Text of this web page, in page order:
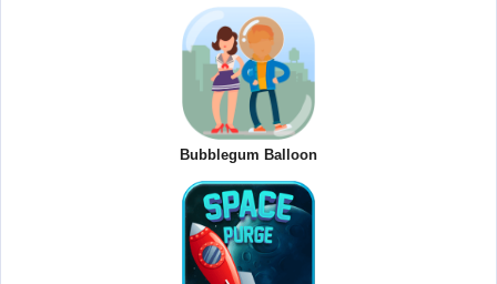
Bubblegum Balloon